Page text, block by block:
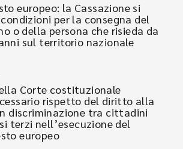
europeo: la Cassazione si
per la consegna del
o della persona che risieda da
sul territorio nazionale
Corte costituzionale
rispetto del diritto alla
discriminazione tra cittadini
terzi nell’esecuzione del
europeo